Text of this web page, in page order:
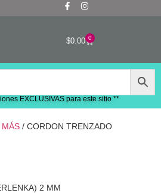
$0.00 0
EXCLUSIVAS para este sitio **
/ CORDON TRENZADO
2 MM